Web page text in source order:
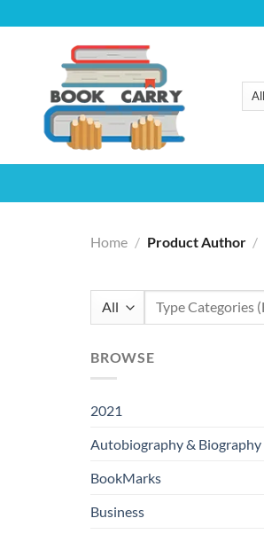
to
Home / Product Author /
Search
BROWSE
2021
Autobiography & Biography
BookMarks
Business